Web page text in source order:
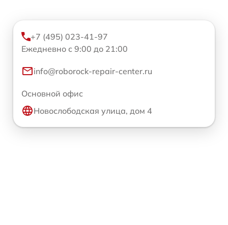
+7 (495) 023-41-97
Ежедневно с 9:00 до 21:00
info@roborock-repair-center.ru
Основной офис
Новослободская улица, дом 4